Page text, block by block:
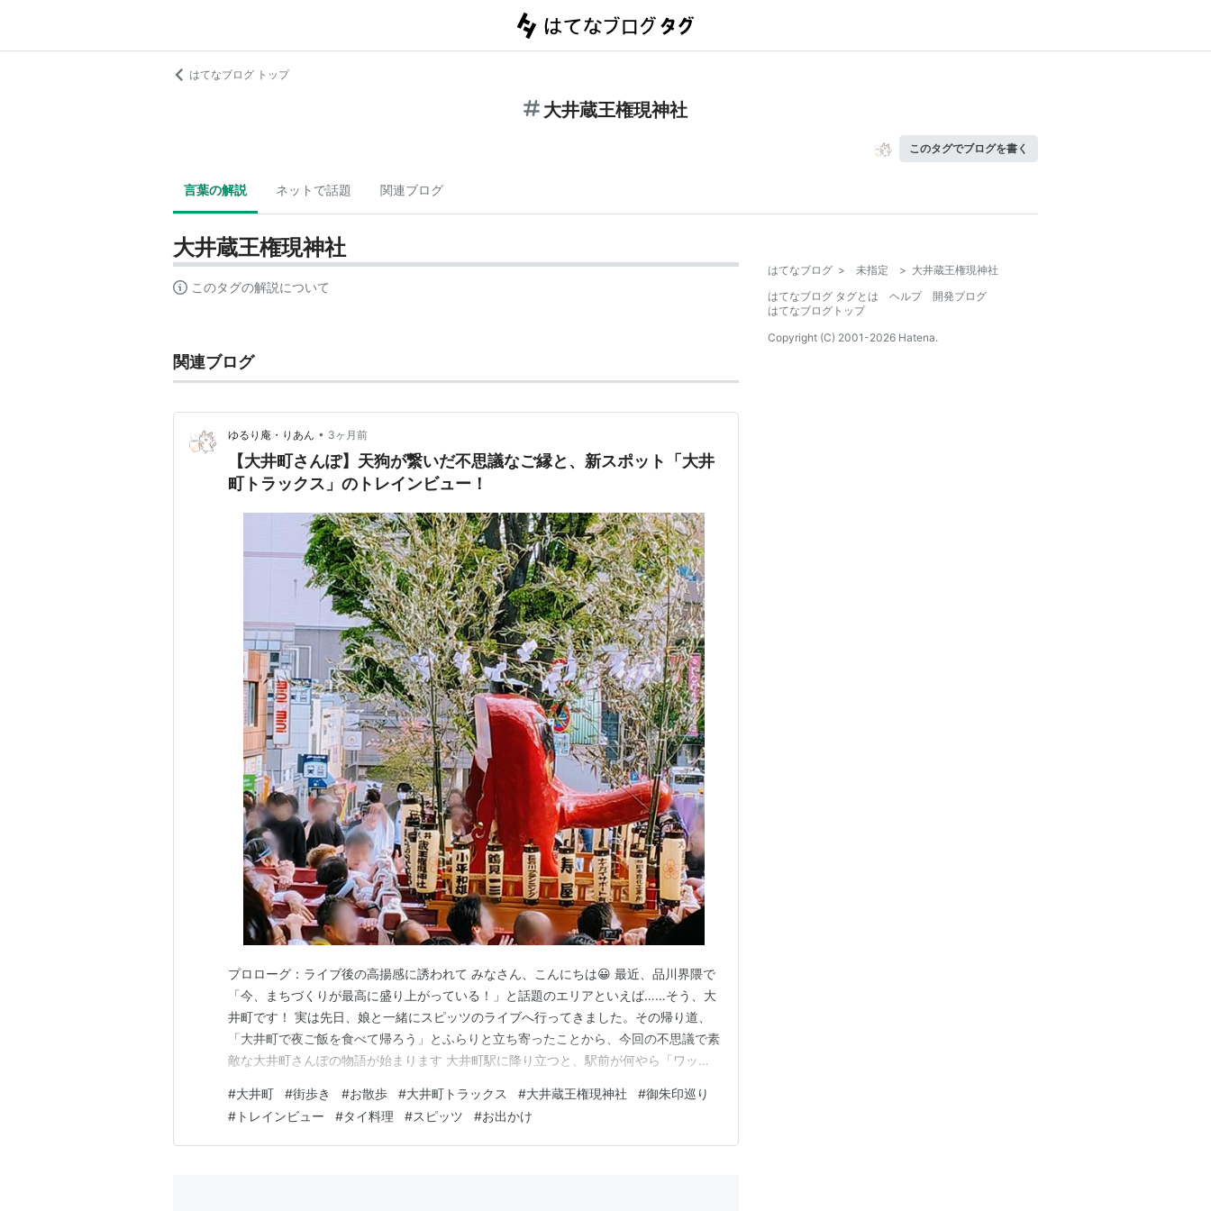
はてなブログ トップ
大井蔵王権現神社
このタグでブログを書く
言葉の解説 ネットで話題 関連ブログ
大井蔵王権現神社
このタグの解説について
関連ブログ
ゆるり庵・りあん • 3ヶ月前
【大井町さんぽ】天狗が繋いだ不思議なご縁と、新スポット「大井
町トラックス」のトレインビュー！
プロローグ：ライブ後の高揚感に誘われて みなさん、こんにちは😀 最近、品川界隈で
「今、まちづくりが最高に盛り上がっている！」と話題のエリアといえば……そう、大
井町です！ 実は先日、娘と一緒にスピッツのライブへ行ってきました。その帰り道、
「大井町で夜ご飯を食べて帰ろう」とふらりと立ち寄ったことから、今回の不思議で素
敵な大井町さんぽの物語が始まります 大井町駅に降り立つと、駅前が何やら「ワッシ
勢のいい声に誘われて覗いてみると…… なんと、神輿にどっしりと担がれていたのは、
赤くて立派な「天狗さん」！ あまりの珍しさに驚いて…
#大井町 #街歩き #お散歩 #大井町トラックス #大井蔵王権現神社 #御朱印巡り
# トレインビュー #タイ料理 #スピッツ #お出かけ
はてなブログ > 未指定 > 大井蔵王権現神社
はてなブログ タグとは
ヘルプ
開発ブログ
はてなブログトップ
Copyright (C) 2001-2026 Hatena.